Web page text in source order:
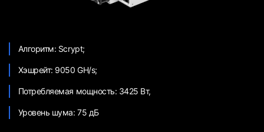
Алгоритм: Scrypt;
Хэшрейт: 9050 GH/s;
Потребляемая мощность: 3425 Вт,
Уровень шума: 75 дБ